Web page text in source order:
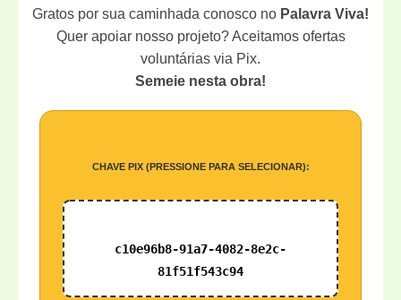
Gratos por sua caminhada conosco no Palavra Viva!
Quer apoiar nosso projeto? Aceitamos ofertas
voluntárias via Pix.
Semeie nesta obra!
CHAVE PIX (PRESSIONE PARA SELECIONAR):
c10e96b8-91a7-4082-8e2c-
81f51f543c94